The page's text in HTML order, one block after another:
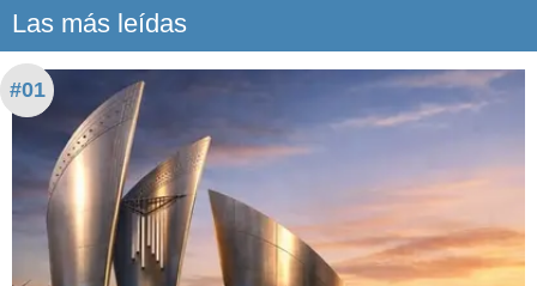
Las más leídas
#01